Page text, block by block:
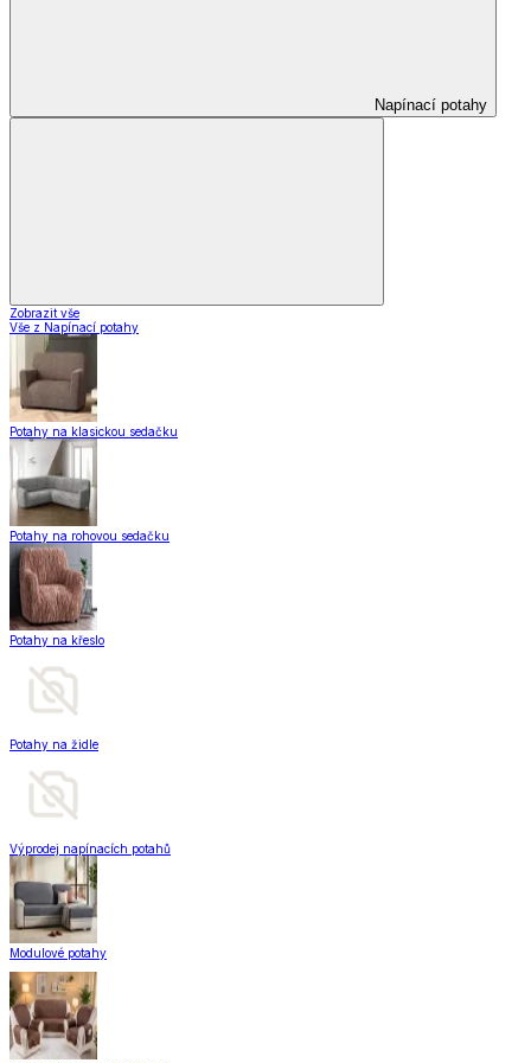
Napínací potahy
Zobrazit vše
Vše z Napínací potahy
Potahy na klasickou sedačku
Potahy na rohovou sedačku
Potahy na křeslo
Potahy na židle
Výprodej napínacích potahů
Modulové potahy